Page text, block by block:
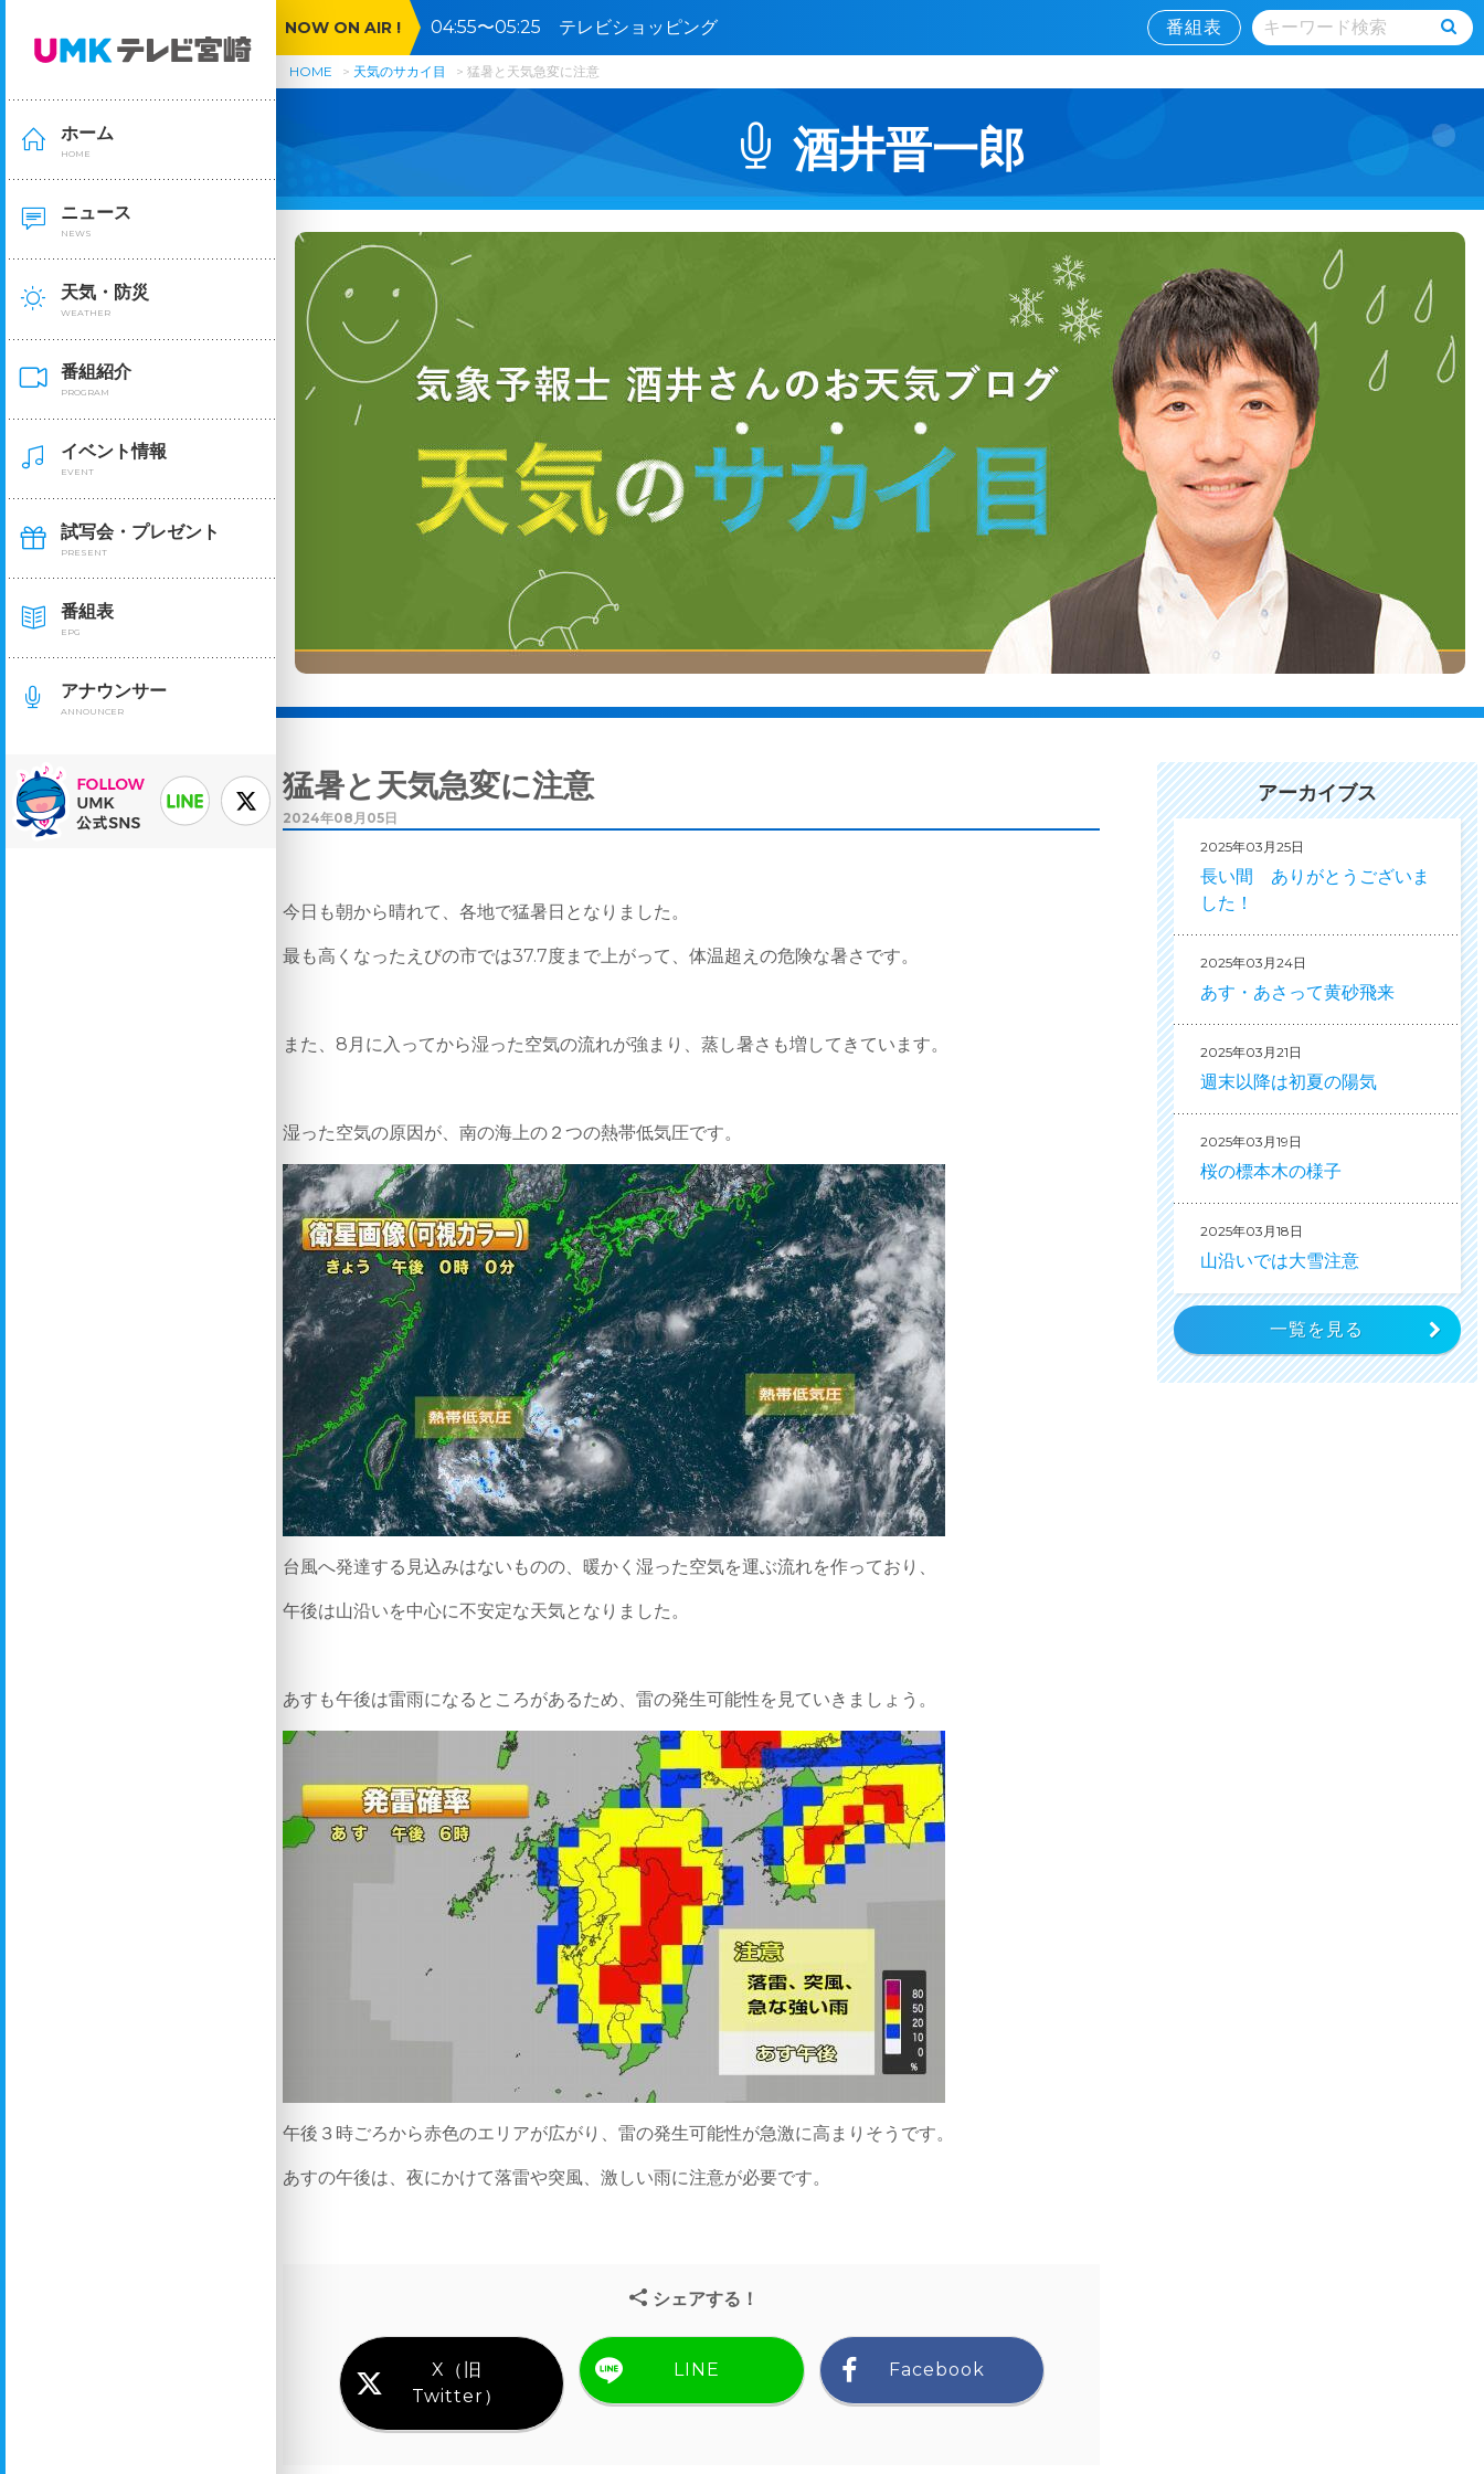
ホーム
HOME
ニュース
NEWS
天気・防災
WEATHER
番組紹介
PROGRAM
イベント情報
EVENT
試写会・プレゼント
PRESENT
番組表
EPG
アナウンサー
ANNOUNCER
NOW ON AIR ! 04:55〜05:25 テレビショッピング 番組表
HOME 天気のサカイ目 猛暑と天気急変に注意
酒井晋一郎
猛暑と天気急変に注意
2024年08月05日
今日も朝から晴れて、各地で猛暑日となりました。
最も高くなったえびの市では37.7度まで上がって、体温超えの危険な暑さです。
また、8月に入ってから湿った空気の流れが強まり、蒸し暑さも増してきています。
湿った空気の原因が、南の海上の２つの熱帯低気圧です。
台風へ発達する見込みはないものの、暖かく湿った空気を運ぶ流れを作っており、
午後は山沿いを中心に不安定な天気となりました。
あすも午後は雷雨になるところがあるため、雷の発生可能性を見ていきましょう。
午後３時ごろから赤色のエリアが広がり、雷の発生可能性が急激に高まりそうです。
あすの午後は、夜にかけて落雷や突風、激しい雨に注意が必要です。
シェアする！
X（旧
Twitter）
LINE Facebook
アーカイブス
2025年03月25日
長い間 ありがとうございま
した！
2025年03月24日
あす・あさって黄砂飛来
2025年03月21日
週末以降は初夏の陽気
2025年03月19日
桜の標本木の様子
2025年03月18日
山沿いでは大雪注意
一覧を見る